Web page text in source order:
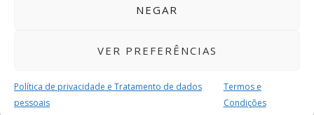
NEGAR
VER PREFERÊNCIAS
Política de privacidade e Tratamento de dados
pessoais
Termos e
Condições